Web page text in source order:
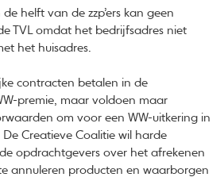
helft van de zzp’ers kan geen
TVL omdat het bedrijfsadres niet
het huisadres.
contracten betalen in de
premie, maar voldoen maar
om voor een WW-uitkering in
Creatieve Coalitie wil harde
opdrachtgevers over het afrekenen
annuleren producten en waarborgen